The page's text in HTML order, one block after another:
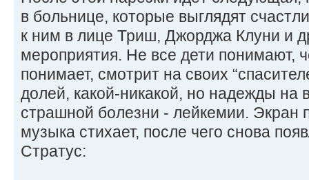
в больнице, которые выглядят
к ним в лице Триш, Джорджа Клуни и
мероприятия. Не все дети понимают,
понимает, смотрит на своих
долей, какой-никакой, но надежды на
страшной болезни - лейкемии. Экран
музыка стихает, после чего снова
Стратус: